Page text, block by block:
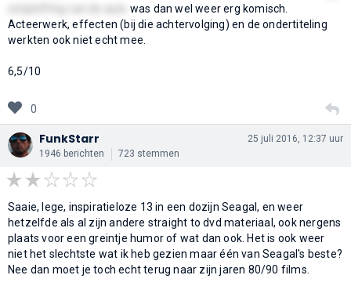
was dan wel weer erg komisch.
Acteerwerk, effecten (bij die achtervolging) en de ondertiteling
werkten ook niet echt mee.
6,5/10
0
FunkStarr
1946 berichten 723 stemmen
25 juli 2016, 12:37 uur
Saaie, lege, inspiratieloze 13 in een dozijn Seagal, en weer
hetzelfde als al zijn andere straight to dvd materiaal, ook nergens
plaats voor een greintje humor of wat dan ook. Het is ook weer
niet het slechtste wat ik heb gezien maar één van Seagal's beste?
Nee dan moet je toch echt terug naar zijn jaren 80/90 films.